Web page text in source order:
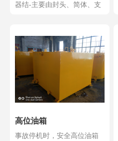
器结-主要由封头、简体、支
高位油箱
事故停机时，安全高位油箱